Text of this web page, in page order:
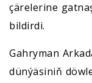
çärelerine
bildirdi.
Gahryman
dünýäsiniň